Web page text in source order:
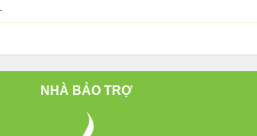
NHÀ BẢO TRỢ